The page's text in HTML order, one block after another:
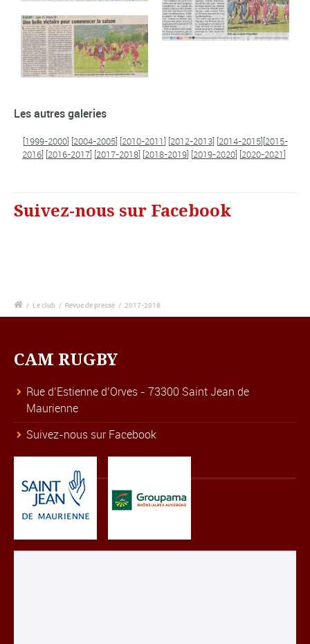
Les autres galeries
[1999-2000] [2004-2005] [2010-2011] [2012-2013] [2014-2015][2015-
2016] [2016-2017] [2017-2018] [2018-2019] [2019-2020] [2020-2021]
Suivez-nous sur Facebook
/ Le club / Revue de presse / 2017-2018
CAM RUGBY
Rue d’Estienne d’Orves - 73300 Saint Jean de
Maurienne
Suivez-nous sur Facebook